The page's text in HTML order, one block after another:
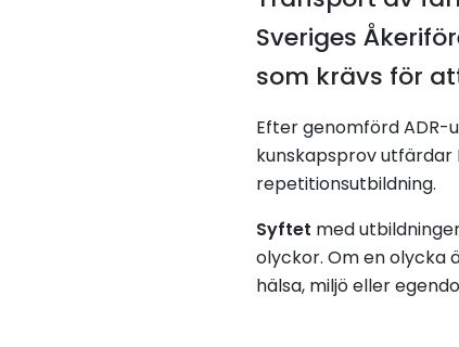
Sveriges
som krävs för
Efter genomförd ADR-
kunskapsprov utfärdar
repetitionsutbildning.
Syftet med
olyckor. Om en olycka
hälsa, miljö eller